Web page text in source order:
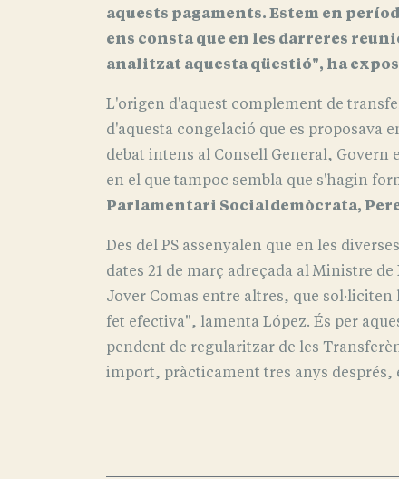
aquests pagaments. Estem en
ens consta que en les darreres
analitzat aquesta qüestió", ha
L'origen d'aquest complement de
d'aquesta congelació que es proposava
debat intens al Consell General,
en el que tampoc sembla que s'hagin
Parlamentari Socialdemòcrata,
Des del PS assenyalen que en les
dates 21 de març adreçada al Ministre
Jover Comas entre altres, que
fet efectiva", lamenta López. És per
pendent de regularitzar de les
import, pràcticament tres anys després,